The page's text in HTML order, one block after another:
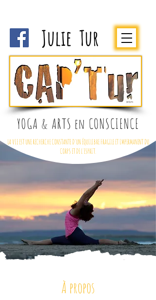
Julie Tur
YOGA & ARTS en CONSCIENCE
LA VIE EST UNE RECHERCHE CONSTANTE D'UN ÉQUILIBRE FRAGILE ET IMPERMANENT DU
CORPS ET DE L'ESPRIT.
À propos